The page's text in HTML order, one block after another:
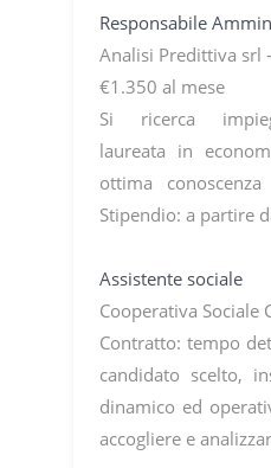
Responsabile
Analisi Predittiva srl
€1.350 al mese
Si ricerca
laureata in
ottima
Stipendio: a partire
Assistente sociale
Cooperativa Sociale
Contratto: tempo
candidato scelto,
dinamico ed
accogliere e